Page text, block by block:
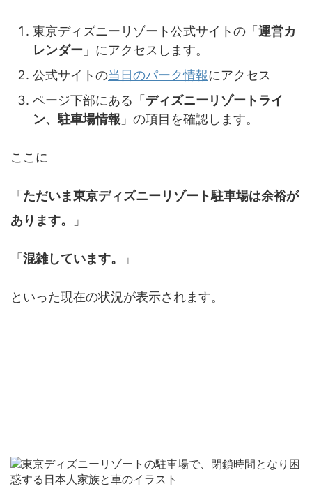
東京ディズニーリゾート公式サイトの「運営カ
レンダー 」にアクセスします。
公式サイトの当日のパーク情報にアクセス
ページ下部にある「ディズニーリゾートライ
ン、駐車場情報 」の項目を確認します。
ここに
「 ただいま東京ディズニーリゾート駐車場は余裕が
あります。
」
「 混雑しています。 」
といった現在の状況が表示されます。